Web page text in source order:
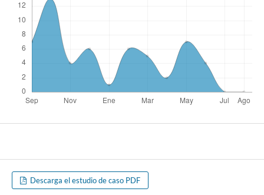
Descarga el estudio de caso PDF